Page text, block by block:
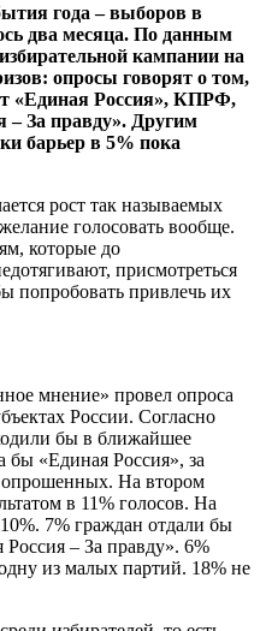
года – выборов в
два месяца. По данным
кампании на
опросы говорят о том,
«Единая Россия», КПРФ,
За правду». Другим
барьер в 5% пока
рост так называемых
голосовать вообще.
которые до
присмотреться
попробовать привлечь их
мнение» провел опроса
России. Согласно
бы в ближайшее
бы «Единая Россия», за
опрошенных. На втором
в 11% голосов. На
7% граждан отдали бы
– За правду». 6%
из малых партий. 18% не